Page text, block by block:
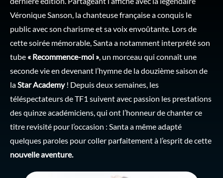
Véronique Sanson, la chanteuse française a conquis le
public avec son charisme et sa voix envoûtante. Lors de
cette soirée mémorable, Santa a notamment interprété son
tube « Recommence-moi », un morceau qui connaît une
seconde vie en devenant l’hymne de la douzième saison de
laStar Academy! Depuis deux semaines, les
téléspectateurs de TF1 suivent avec passion les prestations
des quinze académiciens, qui ont l’honneur de chanter ce
titre revisité pour l’occasion : Santa a même adapté
quelques paroles pour coller parfaitement à l’esprit de cette
nouvelle aventure.